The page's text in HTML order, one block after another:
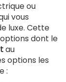
ou
vous
luxe. Cette
dont le
au
options les
: